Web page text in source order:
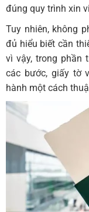
đúng quy trình xin
Tuy nhiên, không
đủ hiểu biết cần
vì vậy, trong phần
các bước, giấy tờ
hành một cách